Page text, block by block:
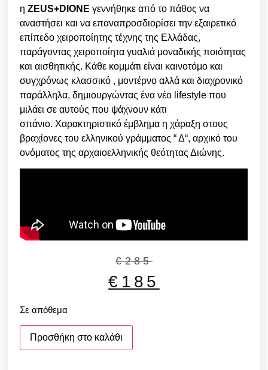
ηZEUS+DIONE γεννήθηκε από το πάθος να
αναστήσει και να επαναπροσδιορίσει την εξαιρετικό
επίπεδο χειροποίητης τέχνης της Ελλάδας,
παράγοντας χειροποίητα γυαλιά μοναδικής ποιότητας
και αισθητικής. Κάθε κομμάτι είναι καινοτόμο και
συγχρόνως κλασσικό , μοντέρνο αλλά και διαχρονικό
παράλληλα, δημιουργώντας ένα νέο lifestyle που
μιλάει σε αυτούς που ψάχνουν κάτι
σπάνιο. Χαρακτηριστικό έμβλημα η χάραξη στους
βραχίονες του ελληνικού γράμματος “ Δ“, αρχικό του
ονόματος της αρχαιοελληνικής θεότητας Διώνης.
€285
€ 185
Σε απόθεμα
Προσθήκη στο καλάθι